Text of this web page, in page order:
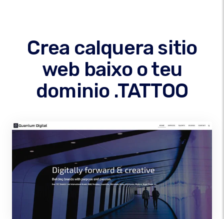
Crea calquera sitio
web baixo o teu
dominio .TATTOO